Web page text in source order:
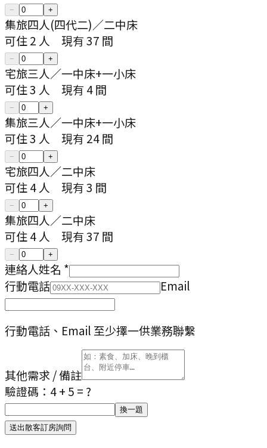
− +
集旅四人(四代二)／二中床
可住2 人 現有37 間
− +
宅旅三人 ／一中床+一小床
可住3 人 現有 4間
− +
集旅三人 ／一中床+一小床
可住3 人 現有 24間
− +
宅旅四人 ／二中床
可住4 人 現有3 間
− +
集旅四人 ／二中床
可住4 人 現有37 間
− +
連絡人姓名 *
行動電話
Email
行動電話、Email 至少擇一供業務聯繫
其他需求 / 備註
驗證碼： 4 + 5 = ?
換一題
送出散客訂房詢問